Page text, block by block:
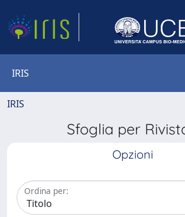
IRIS
IRIS
Sfoglia per
Opzioni
Ordina per: